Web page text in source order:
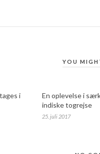
YOU
i
En oplevelse i
indiske togrejse
25. juli 2017